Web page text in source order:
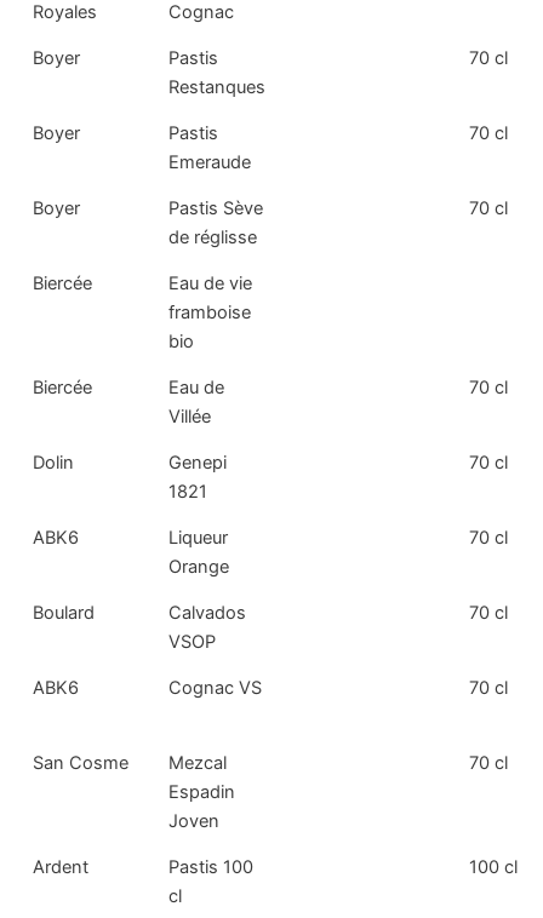
Royales
Cognac
Boyer
Pastis
Restanques
70 cl
Boyer
Pastis
Emeraude
70 cl
Boyer
Pastis Sève
de réglisse
70 cl
Biercée
Eau de vie
framboise
bio
Biercée
Eau de
Villée
70 cl
Dolin
Genepi
1821
70 cl
ABK6
Liqueur
Orange
70 cl
Boulard
Calvados
VSOP
70 cl
ABK6 Cognac VS 70 cl
San Cosme
Mezcal
Espadin
Joven
70 cl
Ardent
Pastis 100
cl
100 cl